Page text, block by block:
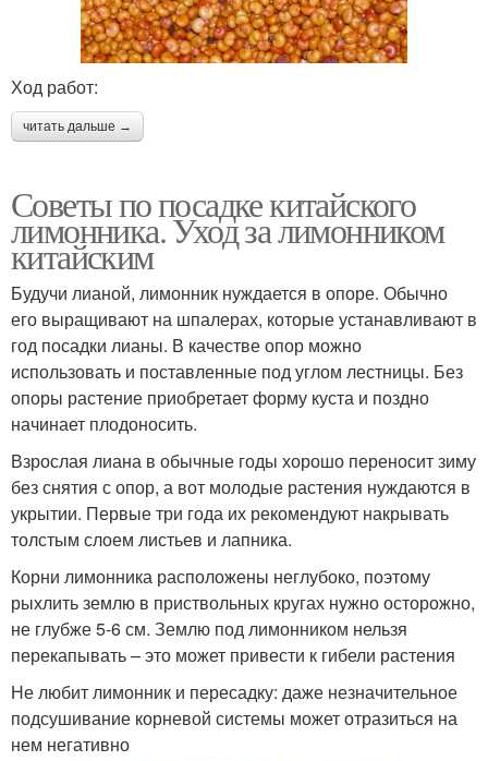
Ход работ:
читать дальше →
Советы по посадке китайского
лимонника. Уход за лимонником
китайским
Будучи лианой, лимонник нуждается в опоре. Обычно
его выращивают на шпалерах, которые устанавливают в
год посадки лианы. В качестве опор можно
использовать и поставленные под углом лестницы. Без
опоры растение приобретает форму куста и поздно
начинает плодоносить.
Взрослая лиана в обычные годы хорошо переносит зиму
без снятия с опор, а вот молодые растения нуждаются в
укрытии. Первые три года их рекомендуют накрывать
толстым слоем листьев и лапника.
Корни лимонника расположены неглубоко, поэтому
рыхлить землю в приствольных кругах нужно осторожно,
не глубже 5-6 см. Землю под лимонником нельзя
перекапывать – это может привести к гибели растения
Не любит лимонник и пересадку: даже незначительное
подсушивание корневой системы может отразиться на
нем негативно